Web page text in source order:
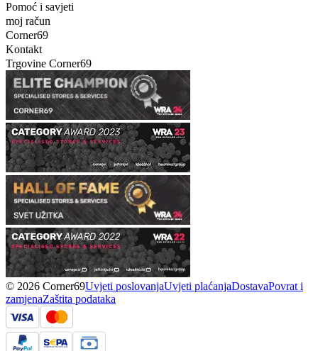
Pomoć i savjeti
moj račun
Corner69
Kontakt
Trgovine Corner69
© 2026 Corner69Uvjeti poslovanjaUvjeti plaćanjaDostavaPovrat i
zamjenaZaštita podataka